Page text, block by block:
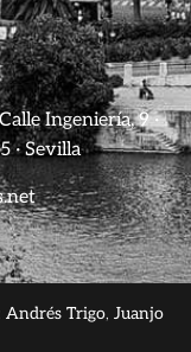
Ingeniería, 9 ·
· Sevilla
Andrés Trigo, Juanjo